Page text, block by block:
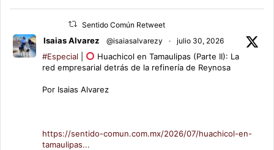
Sentido Común Retweet
Isaias Alvarez @isaiasalvarezy · julio 30, 2026
#Especial
Huachicol en Tamaulipas (Parte II): La
red empresarial detrás de la refinería de Reynosa
Por Isaias Alvarez
https://sentido-comun.com.mx/2026/07/huachicol-en-
tamaulipas...